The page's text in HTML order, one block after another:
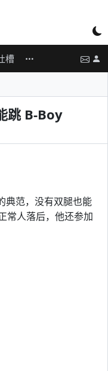
槽
跳 B-Boy
典范，没有双腿也能
常人落后，他还参加